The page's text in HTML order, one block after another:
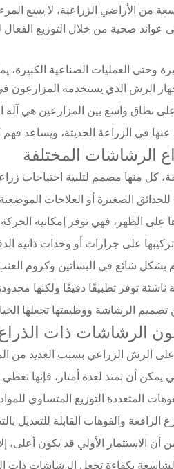
من الأراضي الزراعية، لا يسع
صحية من خلال التوزيع الفعال
وحتى العمليات الصناعية
الرش الذي يستخدمه المزارعون
نطاق واسع بين المزارعين هي آلة
في الزراعة الحديثة، ويساعد
الرشاشات المختلفة
كل منها مصمم لتلبية احتياجات
الرشاشة ووظيفتها تجعلها
الرشاشات ذات
الرش الزراعي بسبب العديد من
يمكن أن تمتد لعدة أمتار، فإنها
المتعددة التوزيع المتساوي
الرافعة والفوهات القابلة
أن الاستثمار الأولي قد يكون أعلى،
بكفاءة تجعل الرشاشات ذات